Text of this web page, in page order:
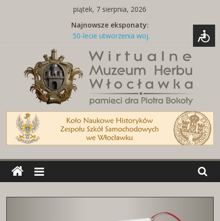
piątek, 7 sierpnia, 2026
Najnowsze eksponaty:
50-lecie utworzenia woj.
Tabliczka z nazwą ulicy
Naszywki z herbami miast
Brelok z godłem Polski i herbem
miasta
Miedziany talerz z herbami miast
Wirtualne
Muzeum
Herbu
Włocławka